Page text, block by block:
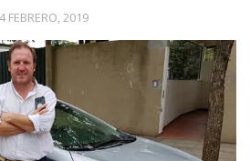
FEBRERO, 2019